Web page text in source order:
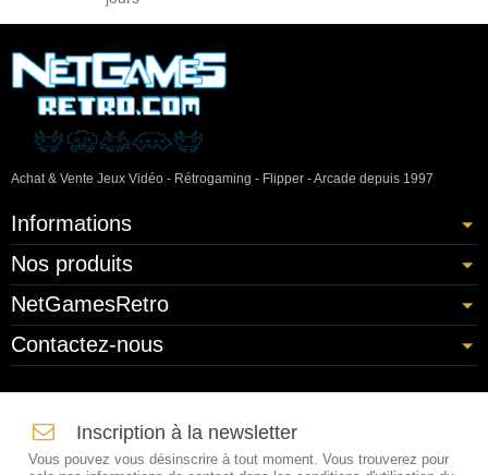
Achat & Vente Jeux Vidéo - Rétrogaming - Flipper - Arcade depuis 1997
Informations
Nos produits
NetGamesRetro
Contactez-nous
Inscription à la newsletter
Vous pouvez vous désinscrire à tout moment. Vous trouverez pour